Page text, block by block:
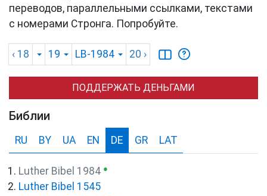
переводов, параллельными ссылками, текстами
с номерами Стронга. Попробуйте.
‹ 18 19 LB-1984 20 ›
ПОДДЕРЖАТЬ ДЕНЬГАМИ
Библии
RU BY UA EN DE GR LAT
Luther Bibel 1984 ●
Luther Bibel 1545